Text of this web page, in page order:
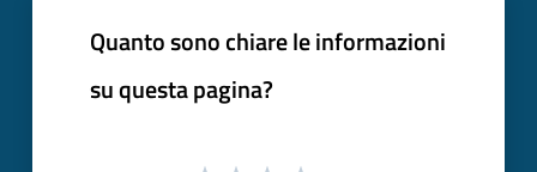
Quanto sono chiare le informazioni
su questa pagina?